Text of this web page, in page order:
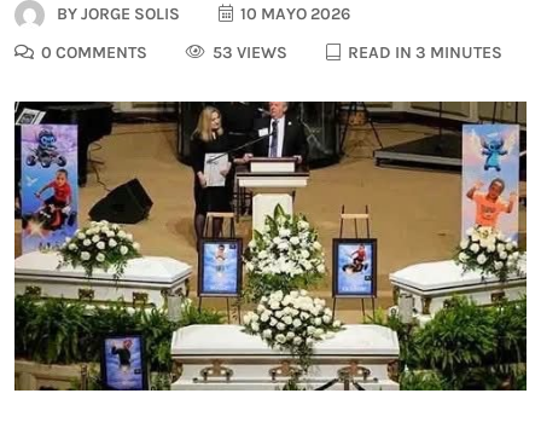
BYJORGE SOLIS
10 MAYO 2026
0 COMMENTS
53 VIEWS READ IN 3 MINUTES